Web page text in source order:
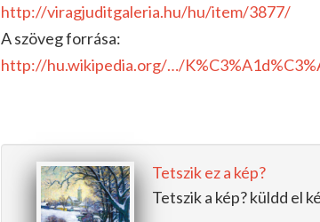
http://viragjuditgaleria.hu/hu/item/3877/
A szöveg forrása:
http://hu.wikipedia.org/…/
Tetszik ez a kép?
Tetszik a kép? küldd el